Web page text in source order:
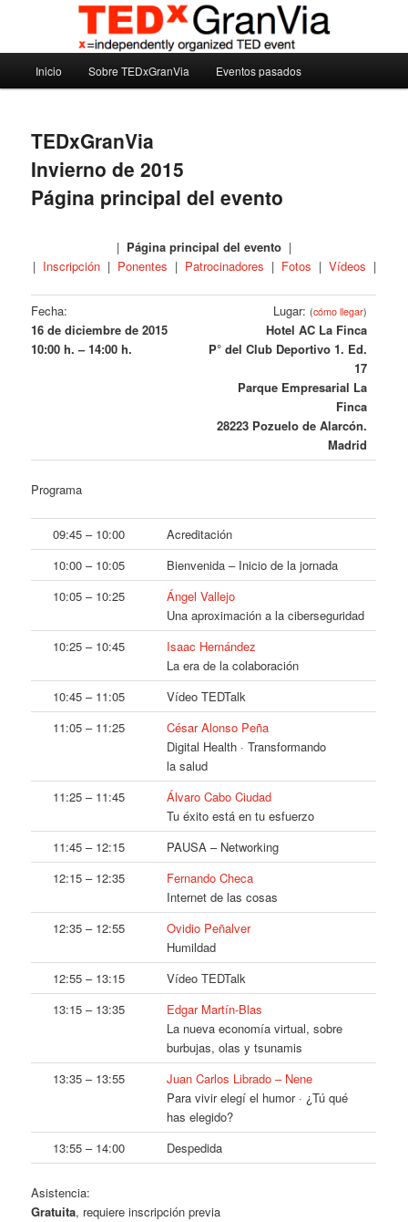
principalTEDxGranVia
Madrid – España – Spain
Inicio Sobre TEDxGranVia Eventos pasados
TEDxGranVia
Invierno de 2015
Página principal del evento
| Página principal del evento |
| Inscripción| Ponentes | Patrocinadores | Fotos | Vídeos |
Fecha:
16 de diciembre de 2015
10:00 h. – 14:00 h.
Lugar:(cómo llegar)
Hotel AC La Finca
P° del Club Deportivo 1. Ed.
17
Parque Empresarial La
Finca
28223 Pozuelo de Alarcón.
Madrid
Programa
09:45 – 10:00
Acreditación
10:00 – 10:05
Bienvenida – Inicio de la jornada
10:05 – 10:25
Ángel Vallejo
Una aproximación a la ciberseguridad
10:25 – 10:45
Isaac Hernández
La era de la colaboración
10:45 – 11:05
Vídeo TEDTalk
11:05 – 11:25
César Alonso Peña
Digital Health · Transformando
la salud
11:25 – 11:45
Álvaro Cabo Ciudad
Tu éxito está en tu esfuerzo
11:45 – 12:15
PAUSA – Networking
12:15 – 12:35
Fernando Checa
Internet de las cosas
12:35 – 12:55
Ovidio Peñalver
Humildad
12:55 – 13:15
Vídeo TEDTalk
13:15 – 13:35
Edgar Martín-Blas
La nueva economía virtual, sobre
burbujas, olas y tsunamis
13:35 – 13:55
Juan Carlos Librado – Nene
Para vivir elegí el humor · ¿Tú qué
has elegido?
13:55 – 14:00
Despedida
Asistencia:
Gratuita, requiere inscripción previa